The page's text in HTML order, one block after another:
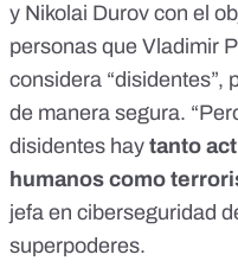
y Nikolai Durov con el
personas que Vladimir
considera “disidentes”,
de manera segura.
disidentes hay tanto
humanos como
jefa en ciberseguridad
superpoderes.